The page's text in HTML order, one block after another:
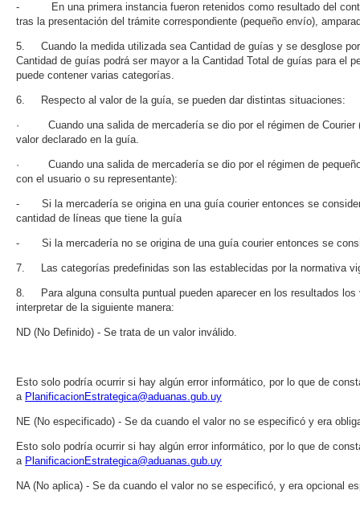
- En una primera instancia fueron retenidos como resultado del
tras la presentación del trámite correspondiente (pequeño envío),
5. Cuando la medida utilizada sea Cantidad de guías y se desglose
Cantidad de guías podrá ser mayor a la Cantidad Total de guías para el
puede contener varias categorías.
6. Respecto al valor de la guía, se pueden dar distintas situaciones:
· Cuando una salida de mercadería se dio por el régimen de Courier
valor declarado en la guía.
· Cuando una salida de mercadería se dio por el régimen de
con el usuario o su representante):
- Si la mercadería se origina en una guía courier entonces se
cantidad de líneas que tiene la guía
- Si la mercadería no se origina de una guía courier entonces se
7. Las categorías predefinidas son las establecidas por la normativa
8. Para alguna consulta puntual pueden aparecer en los resultados los
interpretar de la siguiente manera:
ND (No Definido) - Se trata de un valor inválido.
Esto solo podría ocurrir si hay algún error informático, por lo que de
a PlanificacionEstrategica@aduanas.gub.uy
NE (No especificado) - Se da cuando el valor no se especificó y era
Esto solo podría ocurrir si hay algún error informático, por lo que de
a PlanificacionEstrategica@aduanas.gub.uy
NA (No aplica) - Se da cuando el valor no se especificó, y era opcional